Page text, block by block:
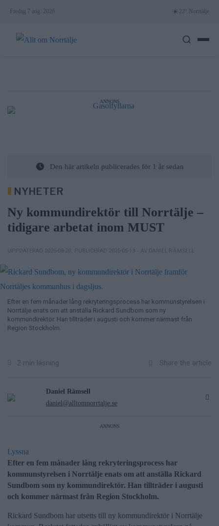
content
Fredag 7 aug. 2026 ☀️22° Norrtälje
ANNONS
Den här artikeln publicerades för 1 år sedan
NYHETER
Ny kommundirektör till Norrtälje –
tidigare arbetat inom MUST
UPPDATERAD 2025-08-20 PUBLICERAD 2025-05-13 – AV DANIEL RÄMSELL
Efter en fem månader lång rekryteringsprocess har kommunstyrelsen i
Norrtälje enats om att anställa Rickard Sundbom som ny
kommundirektör. Han tillträder i augusti och kommer närmast från
Region Stockholm.
2 min läsning Share the article
Daniel Rämsell
daniel@alltomnorrtalje.se
ANNONS
Lyssna
Efter en fem månader lång rekryteringsprocess har
kommunstyrelsen i Norrtälje enats om att anställa Rickard
Sundbom som ny kommundirektör. Han tillträder i augusti
och kommer närmast från Region Stockholm.
Rickard Sundbom har utsetts till ny kommundirektör i Norrtälje